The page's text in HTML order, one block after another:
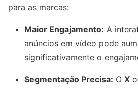
para as marcas:
Maior Engajamento: A
anúncios em vídeo pode
significativamente o
Segmentação Precisa: O X